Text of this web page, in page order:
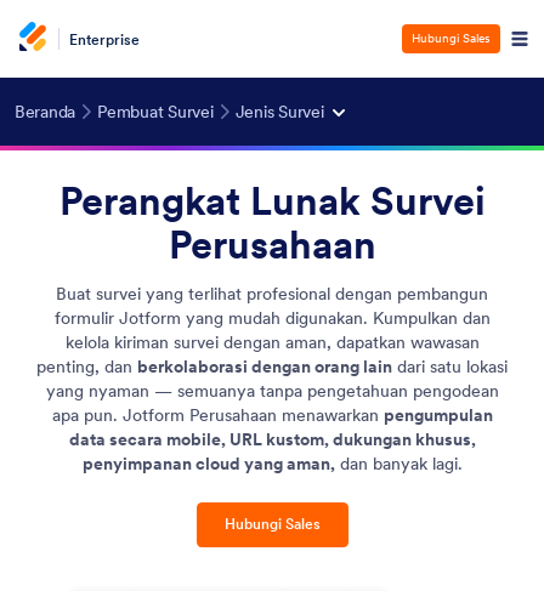
Enterprise Hubungi Sales
Beranda Pembuat Survei Jenis Survei
Perangkat Lunak Survei
Perusahaan
Buat survei yang terlihat profesional dengan pembangun
formulir Jotform yang mudah digunakan. Kumpulkan dan
kelola kiriman survei dengan aman, dapatkan wawasan
penting, dan berkolaborasi dengan orang lain dari satu lokasi
yang nyaman — semuanya tanpa pengetahuan pengodean
apa pun. Jotform Perusahaan menawarkan pengumpulan
data secara mobile, URL kustom, dukungan khusus,
penyimpanan cloud yang aman,dan banyak lagi.
Hubungi Sales